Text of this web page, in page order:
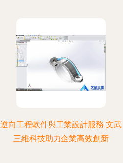
逆向工程軟件與工業設計服務 文武
三維科技助力企業高效創新